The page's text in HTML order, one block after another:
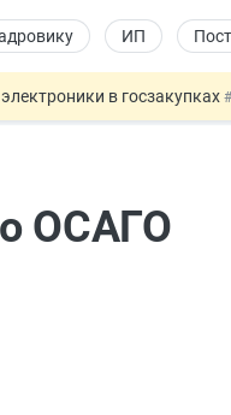
ИП
в госзакупках
сделках: инициатива
банковской гарантией
ОСАГО